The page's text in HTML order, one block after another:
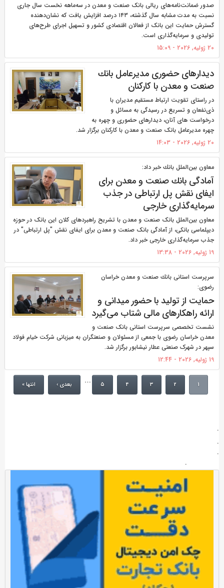
صدور ضمانت‌نامه‌های ریالی بانک صنعت و معدن در سه‌ماهه نخست سال جاری
نسبت به مدت مشابه سال گذشته، ۱۴۳ درصد افزایش یافت که نشان‌دهنده
گسترش حمایت این بانک از فعالان اقتصادی کشور و تسهیل اجرای طرح‌های
تولیدی و سرمایه‌گذاری است.
20 ژولیه, 2026 - 15:09
دیدارهای حضوری مدیرعامل بانك
صنعت و معدن با كاركنان
در راستای تقویت ارتباط مستقیم مدیران با
ذی‌نفعان و تسریع در رسیدگی به مسائل و
درخواست های آنان، دیدارهای حضوری و چهره به
چهره مدیرعامل بانک صنعت و معدن با کارکنان برگزار شد.
20 ژولیه, 2026 - 14:03
معاون بین‌الملل بانك خبر داد:
آمادگی بانك صنعت و معدن برای
ایفای نقش پل ارتباطی در جذب
سرمایه‌گذاری خارجی
معاون بین‌الملل بانک صنعت و معدن با تشریح راهبردهای کلان این بانک در حوزه
دیپلماسی بانکی، از آمادگی بانک صنعت و معدن برای ایفای نقش "پل ارتباطی" در
جذب سرمایه‌گذاری خارجی خبر داد.
19 ژولیه, 2026 - 13:38
سرپرست استانی بانك صنعت و معدن خراسان
رضوی:
حمایت از تولید با حضور میدانی و
ارائه راهكارهای مالی شتاب می‌گیرد
نشست تخصصی سرپرست استانی بانک صنعت و
معدن خراسان رضوی با جمعی از مسئولان و صنعتگران به میزبانی شرکت خیام فولاد
سپهر در شهرک صنعتی عطار نیشابور برگزار شد.
19 ژولیه, 2026 - 12:44
1
2
3
4
5
…
بعدی › انتها »
.
.
.
.